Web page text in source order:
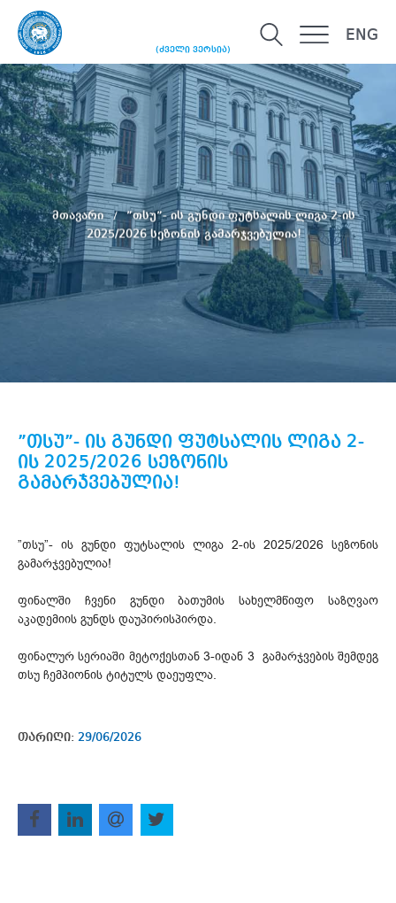
(ძველი ვერსია)
ENG
მთავარი
”თსუ”- ის გუნდი ფუტსალის ლიგა 2-ის
2025/2026 სეზონის გამარჯვებულია!
”თსუ”- ის გუნდი ფუტსალის ლიგა 2-
ის 2025/2026 სეზონის
გამარჯვებულია!
”თსუ”- ის გუნდი ფუტსალის ლიგა 2-ის 2025/2026 სეზონის
გამარჯვებულია!
ფინალში ჩვენი გუნდი ბათუმის სახელმწიფო საზღვაო
აკადემიის გუნდს დაუპირისპირდა.
ფინალურ სერიაში მეტოქესთან 3-იდან 3 გამარჯვების შემდეგ
თსუ ჩემპიონის ტიტულს დაეუფლა.
თარიღი: 29/06/2026